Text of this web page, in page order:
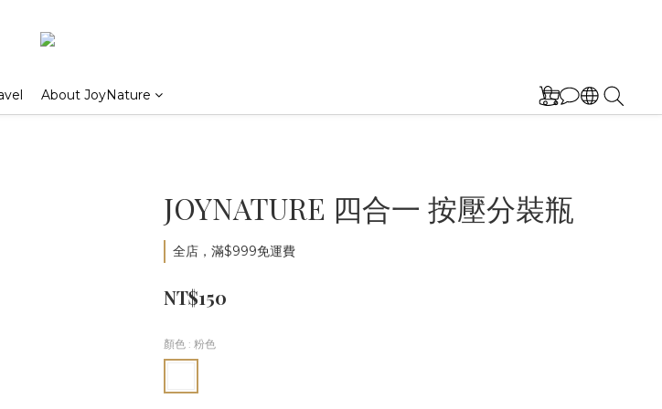
About JoyNature
JOYNATURE 四合一 按壓分裝瓶
全店，滿$999免運費
NT$150
顏色 : 粉色